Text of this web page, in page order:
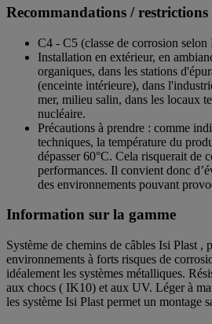
Recommandations / restrictions
C4 - C5 (classe de corrosion
Installation en extérieur, en
organiques, dans les stations
(enceinte intérieure), dans
mer, milieu salin, dans les locaux
nucléaire.
Précautions à prendre : comme
techniques, la température du
dépasser 60°C. Cela risquerait de
performances. Il convient donc
des environnements pouvant
Information sur la gamme
Système de chemins de câbles Isi Plast ,
environnements à forts risques de
idéalement les systèmes métalliques.
aux chocs ( IK10) et aux UV. Léger à
les système Isi Plast permet un montage